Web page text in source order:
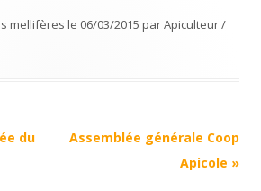
mellifères le 06/03/2015 parApiculteur /
du
Assemblée générale Coop
Apicole »